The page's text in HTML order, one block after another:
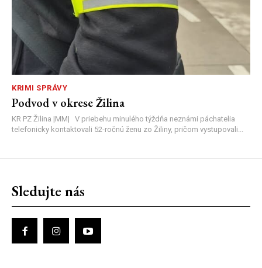
KRIMI SPRÁVY
Podvod v okrese Žilina
KR PZ Žilina |MM| V priebehu minulého týždňa neznámi páchatelia
telefonicky kontaktovali 52-ročnú ženu zo Žiliny, pričom vystupovali...
Sledujte nás